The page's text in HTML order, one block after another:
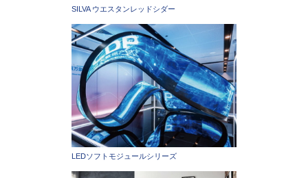
SILVA ウエスタンレッドシダー
LEDソフトモジュールシリーズ